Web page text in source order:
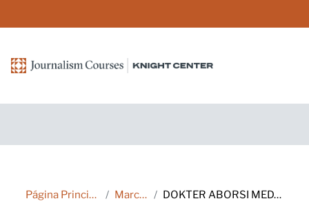
Página Principal Marcas DOKTER ABORSI MEDAN